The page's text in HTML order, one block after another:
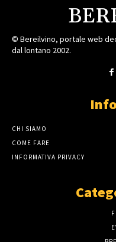
© Bereilvino, portale web
dal lontano 2002.
CHI SIAMO
COME FARE
INFORMATIVA PRIVACY